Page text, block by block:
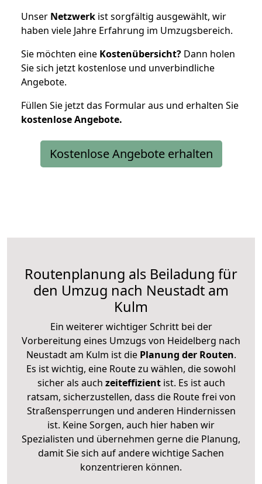
Unser Netzwerk ist sorgfältig ausgewählt, wir
haben viele Jahre Erfahrung im Umzugsbereich.
Sie möchten eine Kostenübersicht? Dann holen
Sie sich jetzt kostenlose und unverbindliche
Angebote.
Füllen Sie jetzt das Formular aus und erhalten Sie
kostenloseAngebote.
Kostenlose Angebote erhalten
Routenplanung als Beiladung für
den Umzug nach Neustadt am
Kulm
Ein weiterer wichtiger Schritt bei der
Vorbereitung eines Umzugs von Heidelberg nach
Neustadt am Kulm ist diePlanung der Routen.
Es ist wichtig, eine Route zu wählen, die sowohl
sicher als auch zeiteffizientist. Es ist auch
ratsam, sicherzustellen, dass die Route frei von
Straßensperrungen und anderen Hindernissen
ist. Keine Sorgen, auch hier haben wir
Spezialisten und übernehmen gerne die Planung,
damit Sie sich auf andere wichtige Sachen
konzentrieren können.